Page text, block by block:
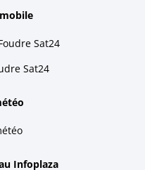
Sat24
Sat24
Infoplaza